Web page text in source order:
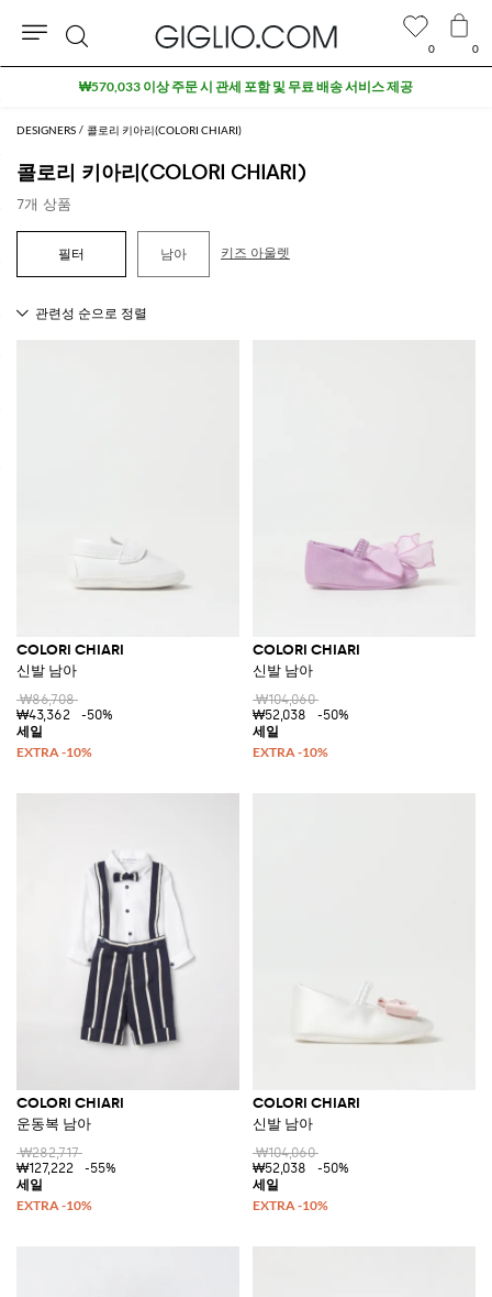
DESIGNERS 콜로리 키아리(COLORI CHIARI)
콜로리 키아리(COLORI CHIARI)
7개 상품
남아 키즈 아울렛
COLORI CHIARI
신발 남아
₩86,708
₩43,362
-50%
COLORI CHIARI
신발 남아
₩104,060
₩52,038
-50%
COLORI CHIARI
운동복 남아
₩282,717
₩127,222
-55%
COLORI CHIARI
신발 남아
₩104,060
₩52,038
-50%
0 0
검
색
₩570,033 이상 주문 시 관세 포함 및 무료 배송 서비스 제공